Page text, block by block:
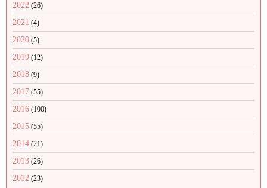
2022 (26)
2021 (4)
2020 (5)
2019 (12)
2018 (9)
2017 (55)
2016 (100)
2015 (55)
2014 (21)
2013 (26)
2012 (23)